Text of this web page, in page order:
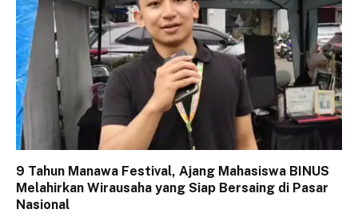
9 Tahun Manawa Festival, Ajang Mahasiswa BINUS
Melahirkan Wirausaha yang Siap Bersaing di Pasar
Nasional